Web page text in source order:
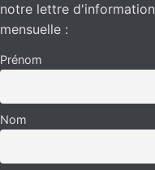
notre lettre d'information
mensuelle :
Prénom
Nom